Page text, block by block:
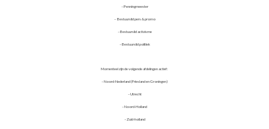
– Penningmeester
– Bestuurslid pers & promo
– Bestuurslid activisme
– Bestuurslid politiek
Momenteel zijn de volgende afdelingen actief:
– Noord-Nederland (Friesland en Groningen)
– Utrecht
– Noord-Holland
– Zuid-holland